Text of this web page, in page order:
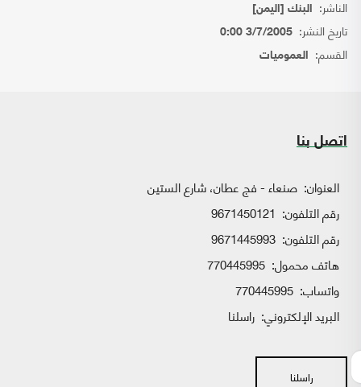
الناشر: البنك [اليمن]
تاريخ النشر: 3/7/2005 0:00
القسم: العموميات
اتصل بنا
العنوان: صنعاء - فج عطان، شارع الستين
رقم التلفون: 9671450121
رقم التلفون: 9671445993
هاتف محمول: 770445995
واتساب:
البريد الإلكتروني: راسلنا
راسلنا